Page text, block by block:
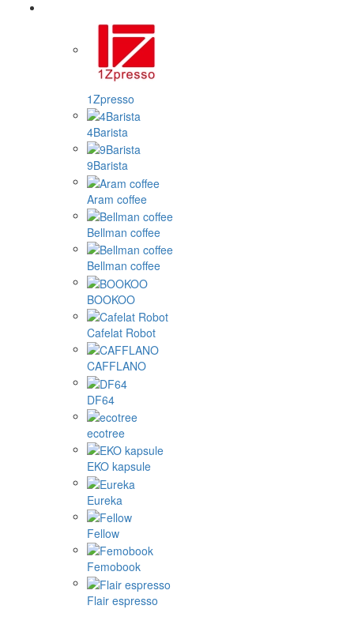
1Zpresso
4Barista
9Barista
Aram coffee
Bellman coffee
Bellman coffee
BOOKOO
Cafelat Robot
CAFFLANO
DF64
ecotree
EKO kapsule
Eureka
Fellow
Femobook
Flair espresso